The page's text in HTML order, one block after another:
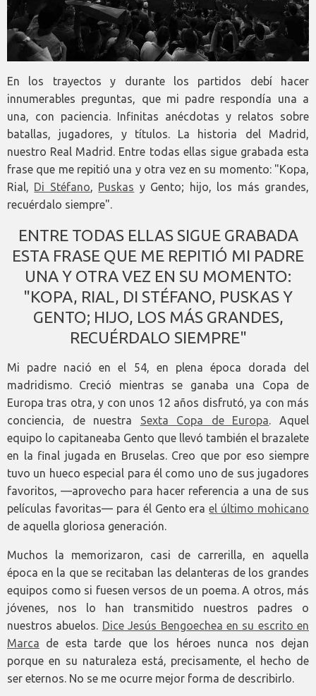
En los trayectos y durante los partidos debí hacer
innumerables preguntas, que mi padre respondía una a
una, con paciencia. Infinitas anécdotas y relatos sobre
batallas, jugadores, y títulos. La historia del Madrid,
nuestro Real Madrid. Entre todas ellas sigue grabada esta
frase que me repitió una y otra vez en su momento: "Kopa,
Rial, Di Stéfano, Puskas y Gento; hijo, los más grandes,
recuérdalo siempre".
ENTRE TODAS ELLAS SIGUE GRABADA
ESTA FRASE QUE ME REPITIÓ MI PADRE
UNA Y OTRA VEZ EN SU MOMENTO:
"KOPA, RIAL, DI STÉFANO, PUSKAS Y
GENTO; HIJO, LOS MÁS GRANDES,
RECUÉRDALO SIEMPRE"
Mi padre nació en el 54, en plena época dorada del
madridismo. Creció mientras se ganaba una Copa de
Europa tras otra, y con unos 12 años disfrutó, ya con más
conciencia, de nuestra Sexta Copa de Europa. Aquel
equipo lo capitaneaba Gento que llevó también el brazalete
en la final jugada en Bruselas. Creo que por eso siempre
tuvo un hueco especial para él como uno de sus jugadores
favoritos, —aprovecho para hacer referencia a una de sus
películas favoritas— para él Gento erael último mohicano
de aquella gloriosa generación.
Muchos la memorizaron, casi de carrerilla, en aquella
época en la que se recitaban las delanteras de los grandes
equipos como si fuesen versos de un poema. A otros, más
jóvenes, nos lo han transmitido nuestros padres o
nuestros abuelos. Dice Jesús Bengoechea en su escrito en
Marca de esta tarde que los héroes nunca nos dejan
porque en su naturaleza está, precisamente, el hecho de
ser eternos. No se me ocurre mejor forma de describirlo.